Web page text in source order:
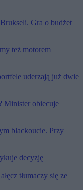
Gra o budżet
też motorem
uderzają już dwie
Minister obiecuje
blackoucie. Przy
decyzję
tłumaczy się ze